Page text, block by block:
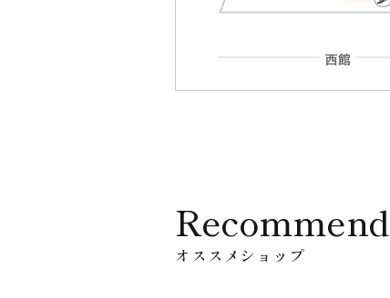
Recommend
オススメショップ